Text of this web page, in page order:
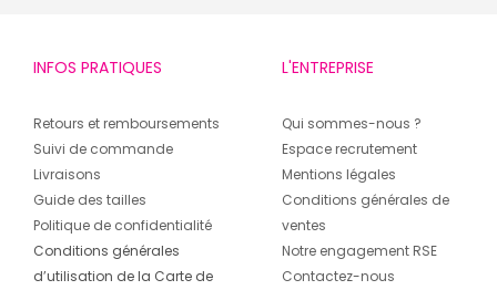
INFOS PRATIQUES
Retours et remboursements
Suivi de commande
Livraisons
Guide des tailles
Politique de confidentialité
Conditions générales
d’utilisation de la Carte de
L'ENTREPRISE
Qui sommes-nous ?
Espace recrutement
Mentions légales
Conditions générales de
ventes
Notre engagement RSE
Contactez-nous